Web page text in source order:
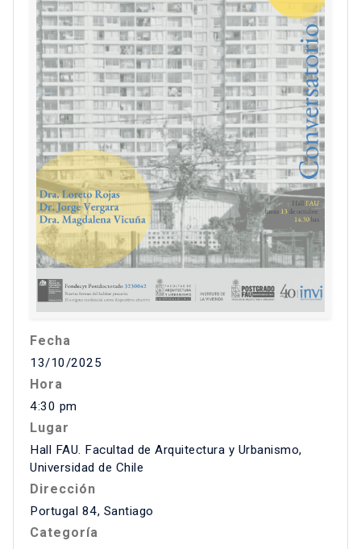
Fecha
13/10/2025
Hora
4:30 pm
Lugar
Hall FAU. Facultad de Arquitectura y Urbanismo,
Universidad de Chile
Dirección
Portugal 84, Santiago
Categoría